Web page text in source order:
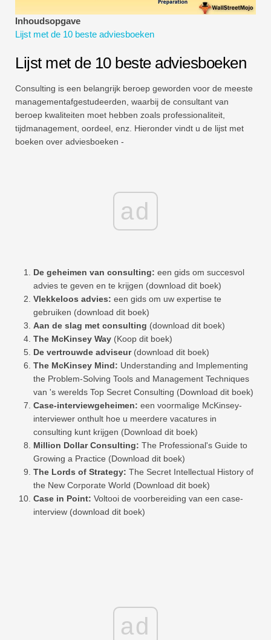
Volledige vorm
Tutorials voor risicobeheer
Inhoudsopgave
Lijst met de 10 beste adviesboeken
Lijst met de 10 beste adviesboeken
Consulting is een belangrijk beroep geworden voor de meeste
managementafgestudeerden, waarbij de consultant van
beroep kwaliteiten moet hebben zoals professionaliteit,
tijdmanagement, oordeel, enz. Hieronder vindt u de lijst met
boeken over adviesboeken -
ad
De geheimen van consulting: een gids om succesvol
advies te geven en te krijgen (download dit boek)
Vlekkeloos advies: een gids om uw expertise te
gebruiken (download dit boek)
Aan de slag met consulting (download dit boek)
The McKinsey Way (Koop dit boek)
De vertrouwde adviseur(download dit boek)
The McKinsey Mind: Understanding and Implementing
the Problem-Solving Tools and Management Techniques
van 's werelds Top Secret Consulting (Download dit boek)
Case-interviewgeheimen: een voormalige McKinsey-
interviewer onthult hoe u meerdere vacatures in
consulting kunt krijgen (Download dit boek)
Million Dollar Consulting: The Professional's Guide to
Growing a Practice (Download dit boek)
The Lords of Strategy: The Secret Intellectual History of
the New Corporate World (Download dit boek)
Case in Point: Voltooi de voorbereiding van een case-
interview (download dit boek)
ad